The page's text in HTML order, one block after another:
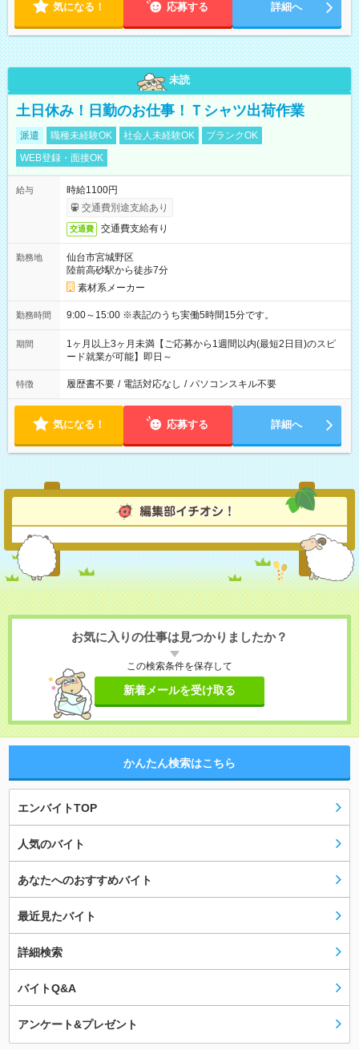
気になる！ 応募する 詳細へ
未読
土日休み！日勤のお仕事！Ｔシャツ出荷作業
派遣 職種未経験OK 社会人未経験OK
ブランクOK
WEB登録・面接OK
給与
時給1100円
交通費別途支給あり
交通費 交通費支給有り
勤務地
仙台市宮城野区
陸前高砂駅から徒歩7分
素材系メーカー
勤務時間 9:00～15:00 ※表記のうち実働5時間15分です。
期間
1ヶ月以上3ヶ月未満【ご応募から1週間以内(最短2日目)のスピ
ード就業が可能】即日～
特徴 履歴書不要 / 電話対応なし / パソコンスキル不要
気になる！ 応募する 詳細へ
お気に入りの仕事は見つかりましたか？
この検索条件を保存して
新着メールを受け取る
かんたん検索はこちら
エンバイトTOP
人気のバイト
あなたへのおすすめバイト
最近見たバイト
詳細検索
バイトQ&A
アンケート&プレゼント